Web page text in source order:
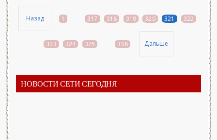
Назад 1 317 318 319 320 321 322
323 324 325 338 Дальше
НОВОСТИ СЕТИ СЕГОДНЯ